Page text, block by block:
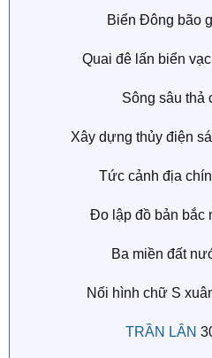
Biển Đông bão
Quai đê lấn biển
Sông sâu thả
Xây dựng thủy điện
Tức cảnh địa
Đo lập đồ bản bắc
Ba miền đất
Nối hình chữ S
TRẦN LÂN